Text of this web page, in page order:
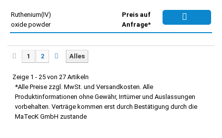
Ruthenium(IV)
oxide powder
Preis auf
Anfrage*
Alles
1 2
Zeige 1 - 25 von 27 Artikeln
*Alle Preise zzgl. MwSt. und Versandkosten. Alle
Produktinformationen ohne Gewähr, Irrtümer und Auslassungen
vorbehalten. Verträge kommen erst durch Bestätigung durch die
MaTecK GmbH zustande